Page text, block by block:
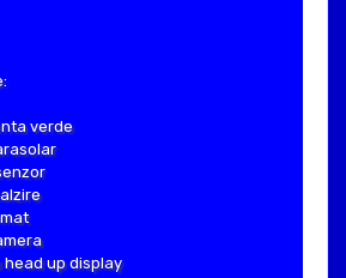
verde
head up display